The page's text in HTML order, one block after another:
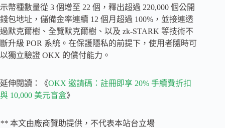
示幣種數量從 3 個增至 22 個，釋出超過 220,000 個公開
錢包地址，儲備金率連續 12 個月超過 100%，並接連透
過默克爾樹、全覽默克爾樹、以及 zk-STARK 等技術不
斷升級 POR 系統。在保護隱私的前提下，使用者隨時可
以獨立驗證 OKX 的償付能力。
延伸閱讀：《OKX 邀請碼：註冊即享 20% 手續費折扣
與 10,000 美元盲盒》
** 本文由廠商贊助提供，不代表本站台立場